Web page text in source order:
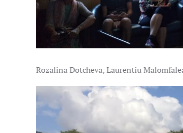
Rozalina Dotcheva, Laurentiu